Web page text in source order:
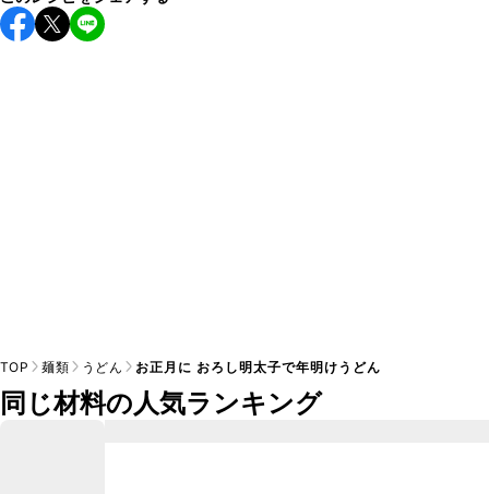
こちらのレシピは出来たてをお召し上がりいただくことをお
すすめします。
TOP 麺類 うどん お正月に おろし明太子で年明けうどん
同じ材料の人気ランキング